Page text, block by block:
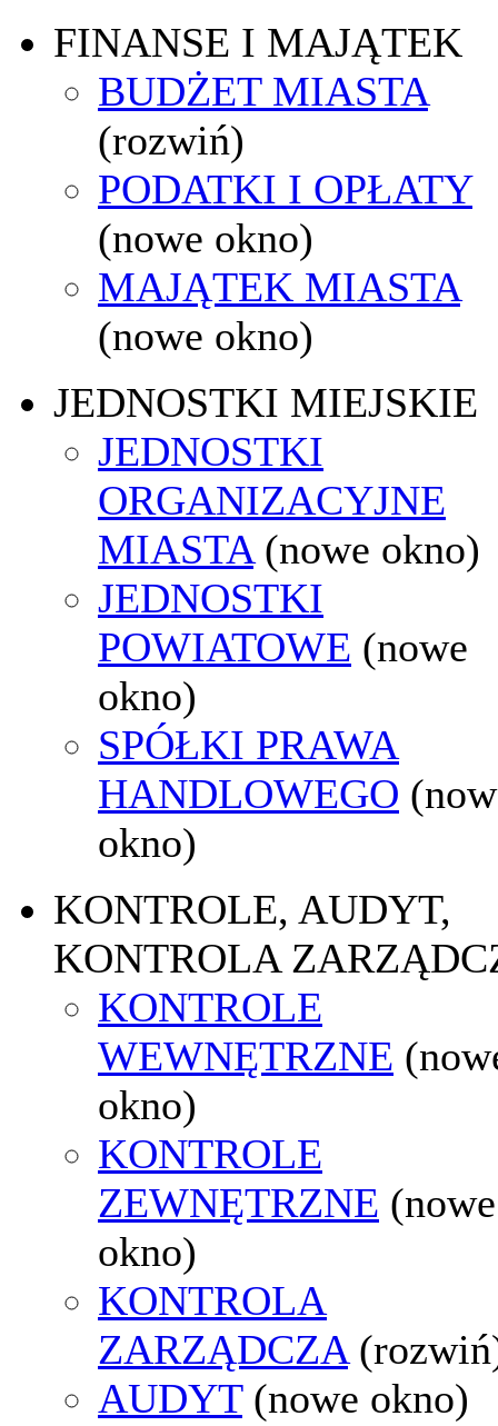
FINANSE I MAJĄTEK
BUDŻET MIASTA
(rozwiń)
PODATKI I OPŁATY
(nowe okno)
MAJĄTEK MIASTA
(nowe okno)
JEDNOSTKI MIEJSKIE
JEDNOSTKI
ORGANIZACYJNE
MIASTA (nowe okno)
JEDNOSTKI
POWIATOWE (nowe
okno)
SPÓŁKI PRAWA
HANDLOWEGO
okno)
KONTROLE, AUDYT,
KONTROLA
KONTROLE
WEWNĘTRZNE
okno)
KONTROLE
ZEWNĘTRZNE (nowe
okno)
KONTROLA
ZARZĄDCZA
AUDYT (nowe okno)